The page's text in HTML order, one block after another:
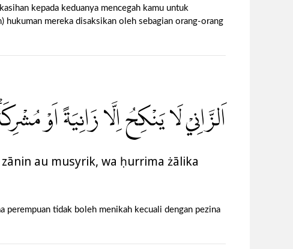
kepada keduanya mencegah kamu untuk
hukuman mereka disaksikan oleh sebagian orang-orang
اَلزَّانِيْ لَا يَنْكِحُ اِلَّا زَانِيَةً اَوْ
au musyrik, wa ḥurrima żālika
perempuan tidak boleh menikah kecuali dengan pezina